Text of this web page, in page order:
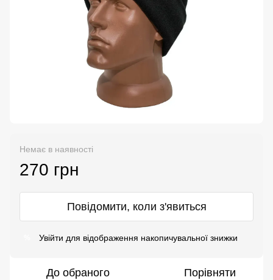
Немає в наявності
270 грн
Повідомити, коли з'явиться
Увійти для відображення накопичувальної знижки
До обраного Порівняти